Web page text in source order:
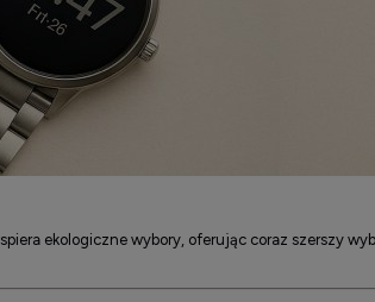
ekologiczne wybory, oferując coraz szerszy